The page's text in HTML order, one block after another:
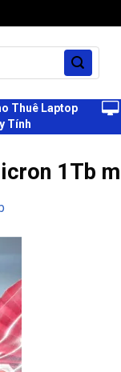
Thuê Laptop
Tính
1Tb